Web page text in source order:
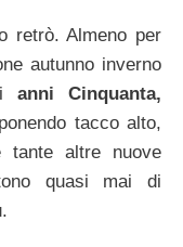
retrò. Almeno per
autunno inverno
anni Cinquanta,
tacco alto,
tante altre nuove
quasi mai di